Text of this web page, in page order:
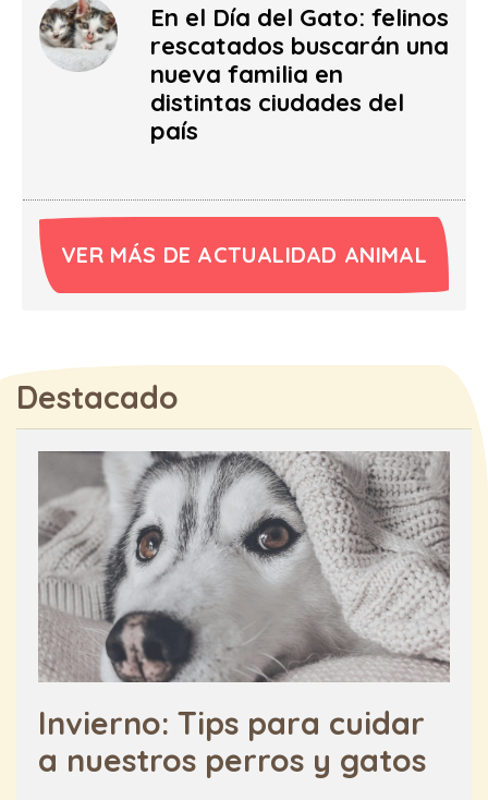
En el Día del Gato: felinos
rescatados buscarán una
nueva familia en
distintas ciudades del
país
VER MÁS DE ACTUALIDAD ANIMAL
Destacado
Invierno: Tips para cuidar
a nuestros perros y gatos